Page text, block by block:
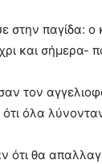
στην παγίδα:
και
τον
όλα
ότι θα